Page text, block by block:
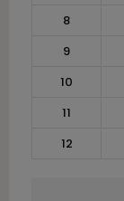
8
9
10
11
12